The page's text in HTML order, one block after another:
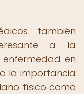
también
a la
en
la importancia
físico como